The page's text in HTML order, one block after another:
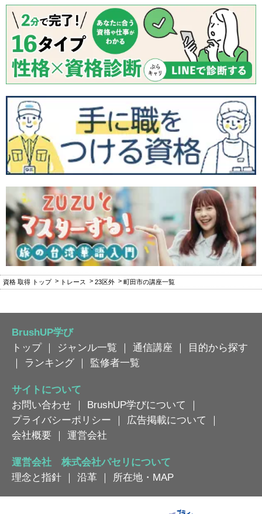
資格 取得 トップ トレース 23区外 町田市の講座一覧
BrushUP学び
トップ｜ ジャンル一覧 ｜ 通信講座 ｜
目的から探す
｜
ランキング ｜ 監修者一覧
サイトについて
お問い合わせ ｜ BrushUP学びについて
｜
プライバシーポリシー ｜ 広告掲載について
｜
会社概要 ｜ 運営会社
運営会社 株式会社パセリについて
理念と指針 ｜ 沿革 ｜ 所在地・MAP